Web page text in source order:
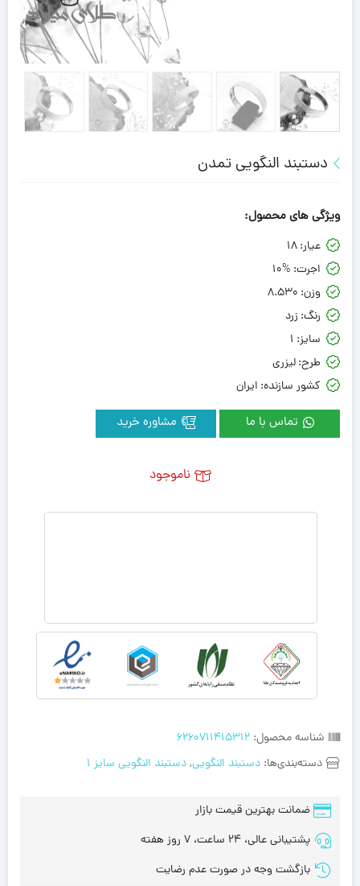
دستبند النگویی تمدن
شناسه محصول: 6260711415312
دسته‌بندی‌ها: دستبند النگویی,دستبند النگویی سایز 1
ویژگی های محصول:
عیار:18
اجرت: 10%
وزن: 8.530
رنگ: زرد
سایز: 1
طرح:لیزری
کشور سازنده: ایران
تماس با ما
ضمانت بهترین قیمت بازار
پشتیبانی عالی، 24 ساعت، 7 روز هفته
بازگشت وجه در صورت عدم رضایت
ناموجود